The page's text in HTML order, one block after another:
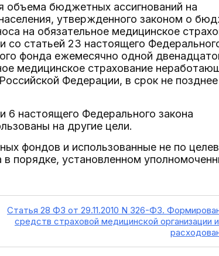
объема бюджетных ассигнований на
утвержденного законом о
на обязательное медицинское
со статьей 23 настоящего
фонда ежемесячно одной
медицинское страхование
Федерации, в срок не
6 настоящего Федерального закона
на другие цели.
фондов и использованные не по
порядке, установленном
Статья 28 ФЗ от 29.11.2010 N 326-ФЗ.
средств страховой медицинской организации